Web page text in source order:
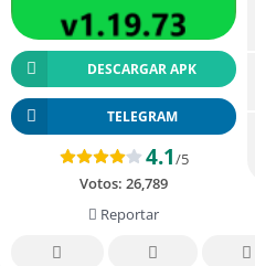
DESCARGAR APK
TELEGRAM
4.1/5
Votos: 26,789
Reportar